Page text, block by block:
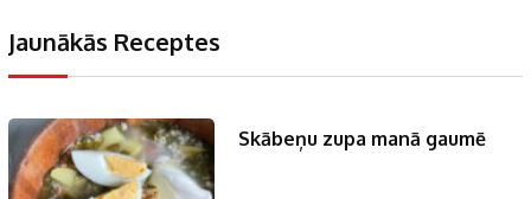
Jaunākās Receptes
Skābeņu zupa manā gaumē